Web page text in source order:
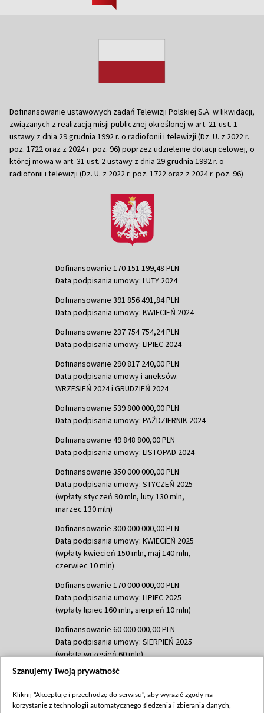
Dofinansowanie ustawowych zadań Telewizji Polskiej S.A. w likwidacji,
związanych z realizacją misji publicznej określonej w art. 21 ust. 1
ustawy z dnia 29 grudnia 1992 r. o radiofonii i telewizji (Dz. U. z 2022 r.
poz. 1722 oraz z 2024 r. poz. 96) poprzez udzielenie dotacji celowej, o
której mowa w art. 31 ust. 2 ustawy z dnia 29 grudnia 1992 r. o
radiofonii i telewizji (Dz. U. z 2022 r. poz. 1722 oraz z 2024 r. poz. 96)
Dofinansowanie 170 151 199,48 PLN
Data podpisania umowy: LUTY 2024
Dofinansowanie 391 856 491,84 PLN
Data podpisania umowy: KWIECIEŃ 2024
Dofinansowanie 237 754 754,24 PLN
Data podpisania umowy: LIPIEC 2024
Dofinansowanie 290 817 240,00 PLN
Data podpisania umowy i aneksów:
WRZESIEŃ 2024 i GRUDZIEŃ 2024
Dofinansowanie 539 800 000,00 PLN
Data podpisania umowy: PAŹDZIERNIK 2024
Dofinansowanie 49 848 800,00 PLN
Data podpisania umowy: LISTOPAD 2024
Dofinansowanie 350 000 000,00 PLN
Data podpisania umowy: STYCZEŃ 2025
(wpłaty styczeń 90 mln, luty 130 mln,
marzec 130 mln)
Dofinansowanie 300 000 000,00 PLN
Data podpisania umowy: KWIECIEŃ 2025
(wpłaty kwiecień 150 mln, maj 140 mln,
czerwiec 10 mln)
Dofinansowanie 170 000 000,00 PLN
Data podpisania umowy: LIPIEC 2025
(wpłaty lipiec 160 mln, sierpień 10 mln)
Dofinansowanie 60 000 000,00 PLN
Data podpisania umowy: SIERPIEŃ 2025
(wpłata wrzesień 60 mln)
Dofinansowanie 635 783 051,21 PLN
(wpłata wrzesień 100 mln, październik 350
mln, listopad 265 mln)
Szanujemy Twoją prywatność
Kliknij "Akceptuję i przechodzę do serwisu", aby wyrazić zgody na
korzystanie z technologii automatycznego śledzenia i zbierania danych,